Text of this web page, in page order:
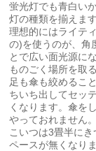
蛍光灯でも青白い
灯の種類を揃えます
理想的にはライテ
の)を使うのが、角
とで広い面光源に
ものごく場所を取
足も傘も絞めるこ
ちいち出してセッ
くなります。傘を
やっておれません。
こいつは3畳半に
ペースが無くなり